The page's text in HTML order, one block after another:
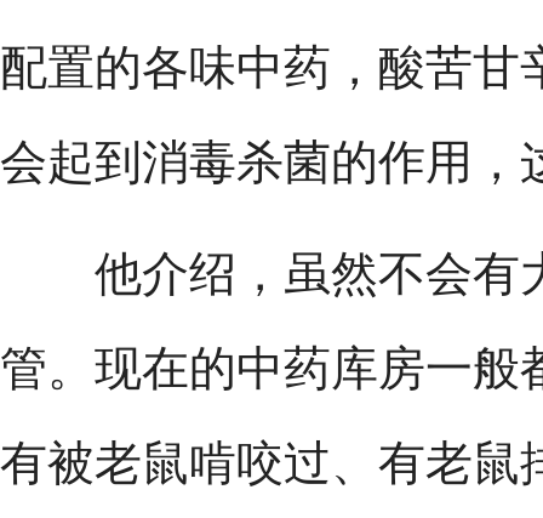
配置的各味中药，酸苦甘
会起到消毒杀菌的作用，
他介绍，虽然不会有
管。现在的中药库房一般
有被老鼠啃咬过、有老鼠